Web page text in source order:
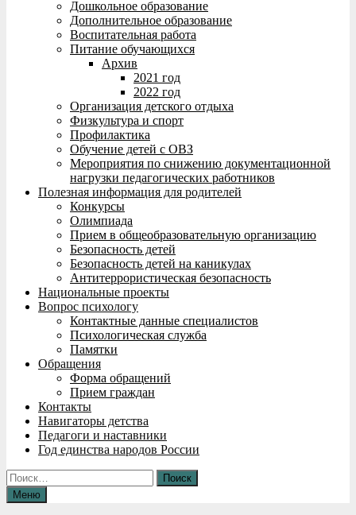
Дошкольное образование
Дополнительное образование
Воспитательная работа
Питание обучающихся
Архив
2021 год
2022 год
Организация детского отдыха
Физкультура и спорт
Профилактика
Обучение детей с ОВЗ
Мероприятия по снижению документационной
нагрузки педагогических работников
Полезная информация для родителей
Конкурсы
Олимпиада
Прием в общеобразовательную организацию
Безопасность детей
Безопасность детей на каникулах
Антитеррористическая безопасность
Национальные проекты
Вопрос психологу
Контактные данные специалистов
Психологическая служба
Памятки
Обращения
Форма обращений
Прием граждан
Контакты
Навигаторы детства
Педагоги и наставники
Год единства народов России
Найти:
Меню